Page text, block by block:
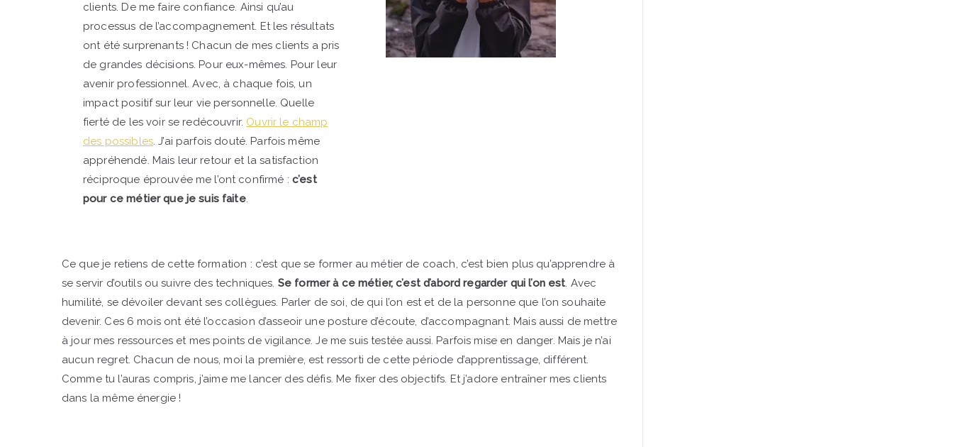
clients. De me faire confiance. Ainsi qu’au
processus de l’accompagnement. Et les résultats
ont été surprenants ! Chacun de mes clients a pris
de grandes décisions. Pour eux-mêmes. Pour leur
avenir professionnel. Avec, à chaque fois, un
impact positif sur leur vie personnelle. Quelle
fierté de les voir se redécouvrir. Ouvrir le champ
des possibles. J’ai parfois douté. Parfois même
appréhendé. Mais leur retour et la satisfaction
réciproque éprouvée me l’ont confirmé : c’est
pour ce métier que je suis faite.
Ce que je retiens de cette formation : c’est que se former au métier de coach, c’est bien plus qu’apprendre à
se servir d’outils ou suivre des techniques. Se former à ce métier, c’est d’abord regarder qui l’on est. Avec
humilité, se dévoiler devant ses collègues. Parler de soi, de qui l’on est et de la personne que l’on souhaite
devenir. Ces 6 mois ont été l’occasion d’asseoir une posture d’écoute, d’accompagnant. Mais aussi de mettre
à jour mes ressources et mes points de vigilance. Je me suis testée aussi. Parfois mise en danger. Mais je n’ai
aucun regret. Chacun de nous, moi la première, est ressorti de cette période d’apprentissage, différent.
Comme tu l’auras compris, j’aime me lancer des défis. Me fixer des objectifs. Et j’adore entraîner mes clients
dans la même énergie !